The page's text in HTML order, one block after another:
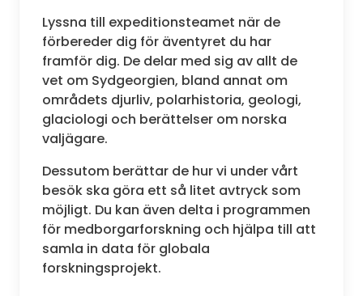
Lyssna till expeditionsteamet när de
förbereder dig för äventyret du har
framför dig. De delar med sig av allt de
vet om Sydgeorgien, bland annat om
områdets djurliv, polarhistoria, geologi,
glaciologi och berättelser om norska
valjägare.
Dessutom berättar de hur vi under vårt
besök ska göra ett så litet avtryck som
möjligt. Du kan även delta i programmen
för medborgarforskning och hjälpa till att
samla in data för globala
forskningsprojekt.